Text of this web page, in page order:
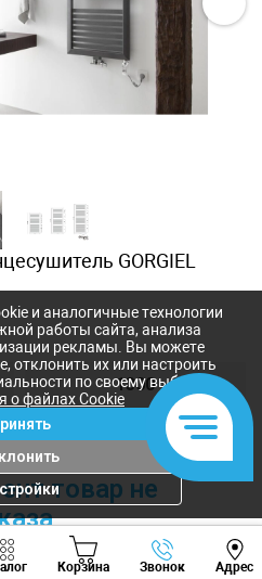
GORGIEL
1300
товар не
Корзина Звонок Адрес
Viber Whatsapp
и аналогичные технологии
работы сайта, анализа
рекламы. Вы можете
отклонить их или настроить
по своему выбору.
о файлах Cookie